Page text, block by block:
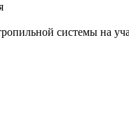
системы на